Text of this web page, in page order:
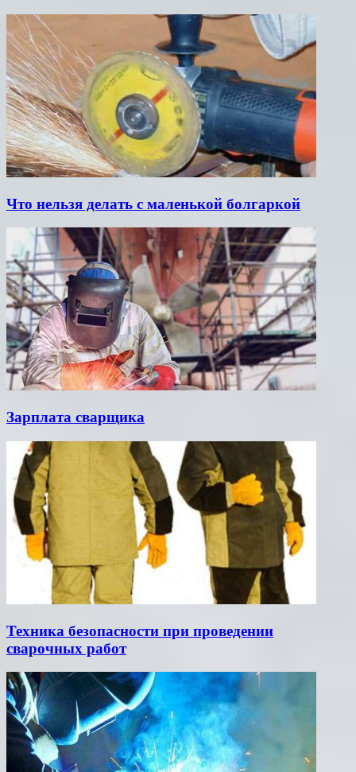
Что нельзя делать с маленькой болгаркой
Зарплата сварщика
Техника безопасности при проведении
сварочных работ